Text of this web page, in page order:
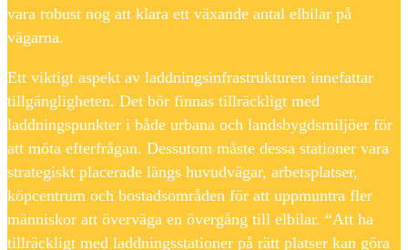
vara robust nog att klara ett växande antal elbilar på
vägarna.
Ett viktigt aspekt av laddningsinfrastrukturen innefattar
tillgängligheten. Det bör finnas tillräckligt med
laddningspunkter i både urbana och landsbygdsmiljöer för
att möta efterfrågan. Dessutom måste dessa stationer vara
strategiskt placerade längs huvudvägar, arbetsplatser,
köpcentrum och bostadsområden för att uppmuntra fler
människor att överväga en övergång till elbilar. “Att ha
tillräckligt med laddningsstationer på rätt platser kan göra